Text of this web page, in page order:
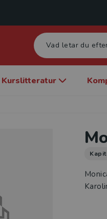
Kurslitteratur